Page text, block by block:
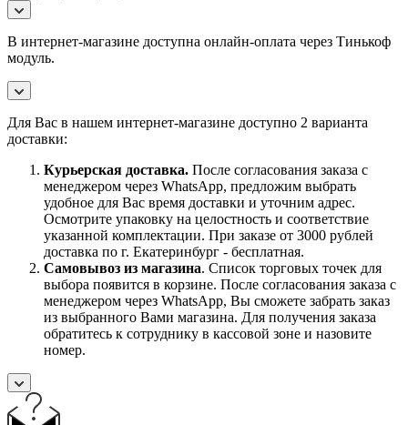
В интернет-магазине доступна онлайн-оплата через Тинькоф
модуль.
Для Вас в нашем интернет-магазине доступно 2 варианта
доставки:
Курьерская доставка. После согласования заказа с
менеджером через WhatsApp, предложим выбрать
удобное для Вас время доставки и уточним адрес.
Осмотрите упаковку на целостность и соответствие
указанной комплектации. При заказе от 3000 рублей
доставка по г. Екатеринбург - бесплатная.
Самовывоз из магазина. Список торговых точек для
выбора появится в корзине. После согласования заказа с
менеджером через WhatsApp, Вы сможете забрать заказ
из выбранного Вами магазина. Для получения заказа
обратитесь к сотруднику в кассовой зоне и назовите
номер.